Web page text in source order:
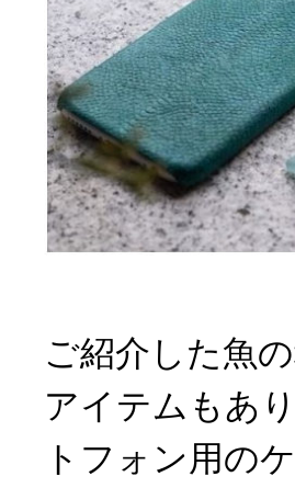
ご紹介した魚
アイテムもあ
トフォン用の